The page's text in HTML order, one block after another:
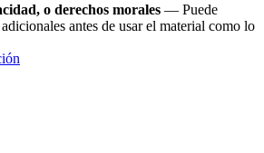
o derechos morales — Puede
antes de usar el material como lo